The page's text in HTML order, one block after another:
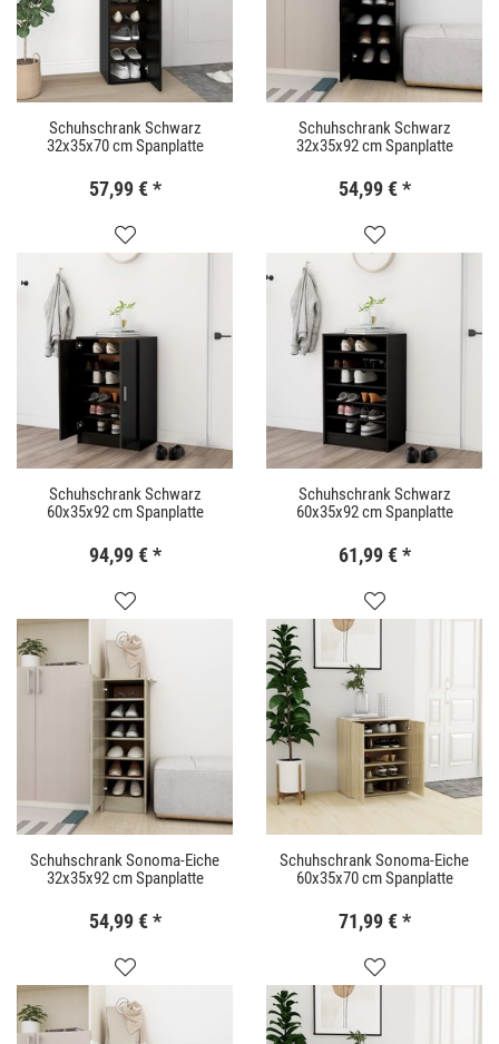
Schuhschrank Schwarz
32x35x70 cm Spanplatte
57,99 € *
Schuhschrank Schwarz
32x35x92 cm Spanplatte
54,99 € *
Schuhschrank Schwarz
60x35x92 cm Spanplatte
94,99 € *
Schuhschrank Schwarz
60x35x92 cm Spanplatte
61,99 € *
Schuhschrank Sonoma-Eiche
32x35x92 cm Spanplatte
54,99 € *
Schuhschrank Sonoma-Eiche
60x35x70 cm Spanplatte
71,99 € *